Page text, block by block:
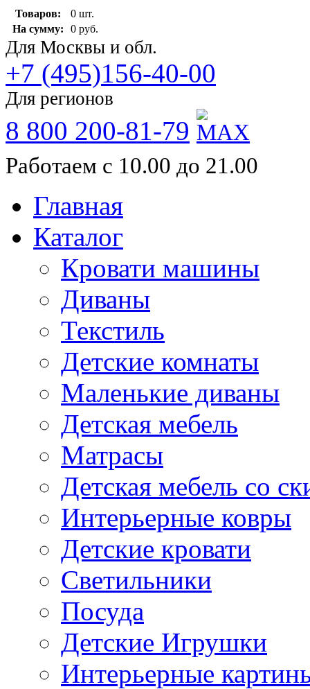
Товаров:
0 шт.
На сумму:
0 руб.
Для Москвы и обл.
+7 (495)156-40-00
Для регионов
8 800 200-81-79
Работаем с 10.00 до 21.00
Главная
Каталог
Кровати машины
Диваны
Текстиль
Детские комнаты
Маленькие диваны
Детская мебель
Матрасы
Детская мебель со
Интерьерные ковры
Детские кровати
Светильники
Посуда
Детские Игрушки
Интерьерные